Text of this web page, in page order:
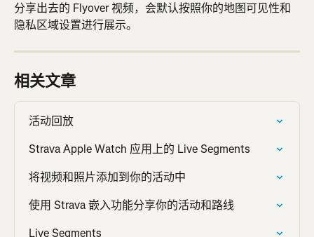
分享出去的 Flyover 视频，会默认按照你的地图可见性和
隐私区域设置进行展示。
相关文章
活动回放
Strava Apple Watch 应用上的 Live Segments
将视频和照片添加到你的活动中
使用 Strava 嵌入功能分享你的活动和路线
Live Segments